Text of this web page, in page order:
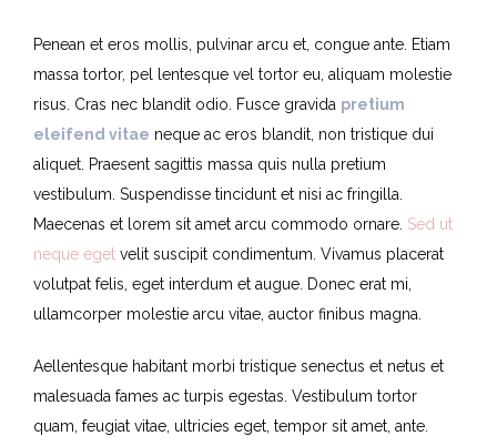
Penean et eros mollis, pulvinar arcu et, congue ante. Etiam
massa tortor, pel lentesque vel tortor eu, aliquam molestie
risus. Cras nec blandit odio. Fusce gravida pretium
eleifend vitae neque ac eros blandit, non tristique dui
aliquet. Praesent sagittis massa quis nulla pretium
vestibulum. Suspendisse tincidunt et nisi ac fringilla.
Maecenas et lorem sit amet arcu commodo ornare. Sed ut
neque eget velit suscipit condimentum. Vivamus placerat
volutpat felis, eget interdum et augue. Donec erat mi,
ullamcorper molestie arcu vitae, auctor finibus magna.
Aellentesque habitant morbi tristique senectus et netus et
malesuada fames ac turpis egestas. Vestibulum tortor
quam, feugiat vitae, ultricies eget, tempor sit amet, ante.